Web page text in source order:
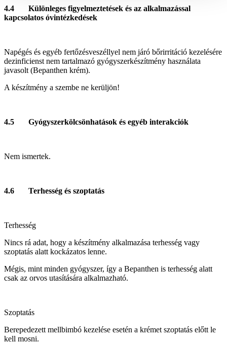
4.4 Különleges figyelmeztetések és az alkalmazással
kapcsolatos óvintézkedések
Napégés és egyéb fertőzésveszéllyel nem járó bőrirritáció kezelésére
dezinficienst nem tartalmazó gyógyszerkészítmény használata
javasolt (Bepanthen krém).
A készítmény a szembe ne kerüljön!
4.5 Gyógyszerkölcsönhatások és egyéb interakciók
Nem ismertek.
4.6 Terhesség és szoptatás
Terhesség
Nincs rá adat, hogy a készítmény alkalmazása terhesség vagy
szoptatás alatt kockázatos lenne.
Mégis, mint minden gyógyszer, így a Bepanthen is terhesség alatt
csak az orvos utasítására alkalmazható.
Szoptatás
Berepedezett mellbimbó kezelése esetén a krémet szoptatás előtt le
kell mosni.